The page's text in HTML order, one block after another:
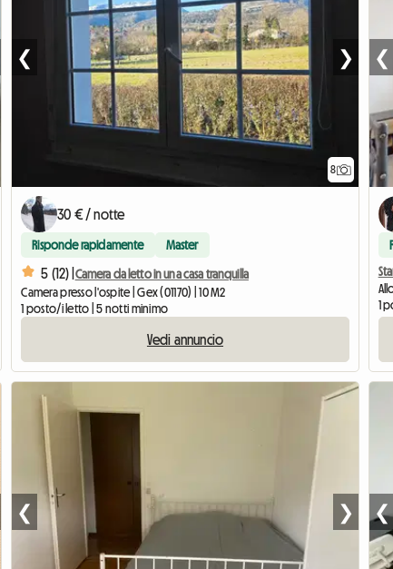
8
❮ ❯
30 € / notte
Risponde rapidamente Master
5 (12) | Camera da letto in una casa tranquilla
Camera presso l'ospite | Gex (01170) | 10 M2
1 posto/i letto | 5 notti minimo
Vedi annuncio
❮
1
❮ ❯ ❮